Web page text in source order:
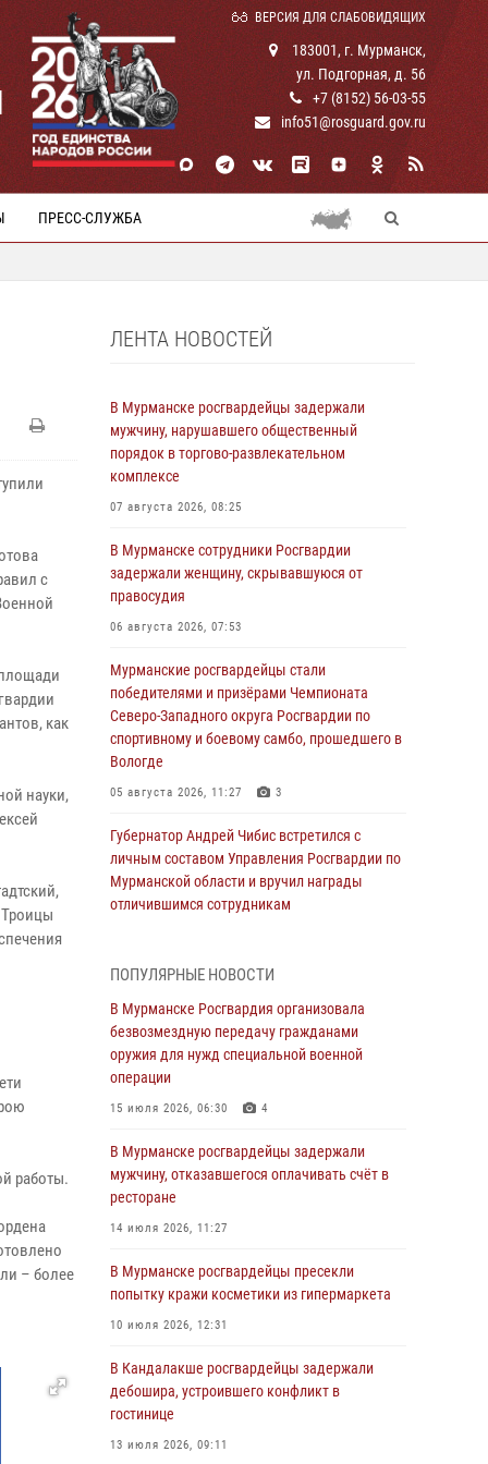
ВЕРСИЯ ДЛЯ СЛАБОВИДЯЩИХ
183001, г. Мурманск,
ул. Подгорная, д. 56
+7 (8152) 56-03-55
info51@rosguard.gov.ru
ПРЕСС-СЛУЖБА
с
как
науки,
работы.
– более
ЛЕНТА НОВОСТЕЙ
В Мурманске росгвардейцы задержали
мужчину, нарушавшего общественный
порядок в торгово-развлекательном
комплексе
07 августа 2026, 08:25
В Мурманске сотрудники Росгвардии
задержали женщину, скрывавшуюся от
правосудия
06 августа 2026, 07:53
Мурманские росгвардейцы стали
победителями и призёрами Чемпионата
Северо-Западного округа Росгвардии по
спортивному и боевому самбо, прошедшего в
Вологде
05 августа 2026, 11:27 3
Губернатор Андрей Чибис встретился с
личным составом Управления Росгвардии по
Мурманской области и вручил награды
отличившимся сотрудникам
В Мурманске сотрудники Росгвардии
пресекли утренний дебош в баре на улице
Карла Маркса
04 августа 2026, 08:54
Морской отряд Северо - Западного округа
образования
03 августа 2026, 12:23 4
дебошира на автозаправочной станции
03 августа 2026, 09:12
Сотрудники Росгвардии провели инструктаж
по антитеррористической защищенности для
ПОПУЛЯРНЫЕ НОВОСТИ
В Мурманске Росгвардия организовала
безвозмездную передачу гражданами
оружия для нужд специальной военной
операции
15 июля 2026, 06:30 4
В Мурманске росгвардейцы задержали
мужчину, отказавшегося оплачивать счёт в
ресторане
14 июля 2026, 11:27
В Мурманске росгвардейцы пресекли
попытку кражи косметики из гипермаркета
10 июля 2026, 12:31
В Кандалакше росгвардейцы задержали
дебошира, устроившего конфликт в
гостинице
13 июля 2026, 09:11